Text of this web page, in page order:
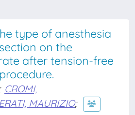
type of anesthesia
on the
after tension-free
CROMI,
MAURIZIO;